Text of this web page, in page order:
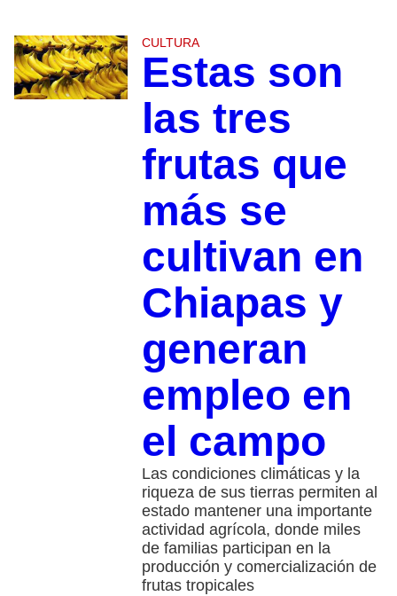
CULTURA
Estas son
las tres
frutas que
más se
cultivan en
Chiapas y
generan
empleo en
el campo
Las condiciones climáticas y la
riqueza de sus tierras permiten al
estado mantener una importante
actividad agrícola, donde miles
de familias participan en la
producción y comercialización de
frutas tropicales